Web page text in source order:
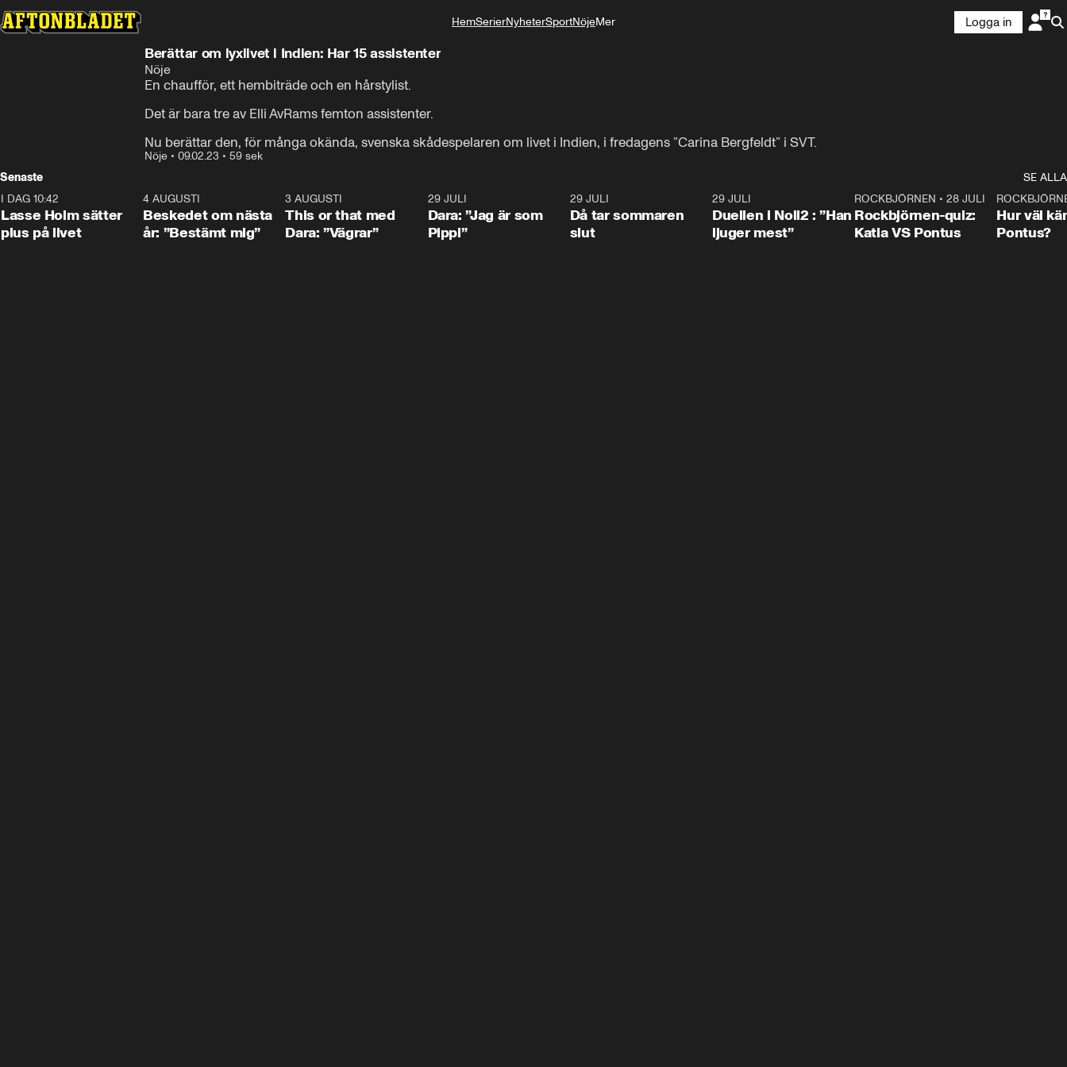
HemSerierNyheterSportNöjeMer
Logga in
Berättar om lyxlivet i Indien: Har 15 assistenter
Nöje
En chaufför, ett hembiträde och en hårstylist.
Det är bara tre av Elli AvRams femton assistenter.
Nu berättar den, för många okända, svenska skådespelaren om livet i Indien, i fredagens ”Carina Bergfeldt” i SVT.
Nöje • 09.02.23 • 59 sek
Senaste
SE ALLA
1:04
I DAG 10:42
Lasse Holm sätter
plus på livet
0:24
4 AUGUSTI
Beskedet om nästa
år: ”Bestämt mig”
3 AUGUSTI
This or that med
Dara: ”Vägrar”
29 JULI
Dara: ”Jag är som
Pippi”
29 JULI
Då tar sommaren
slut
29 JULI
Duellen i Noll2 : ”Han
ljuger mest”
0:15
ROCKBJÖRNEN •28 JULI
Rockbjörnen-quiz:
Katia VS Pontus
Hur väl
Pontus?